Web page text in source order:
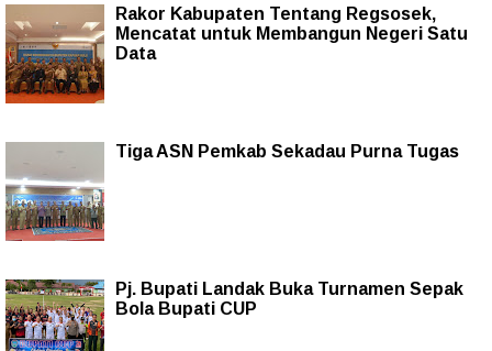
Rakor Kabupaten Tentang Regsosek,
Mencatat untuk Membangun Negeri Satu
Data
Tiga ASN Pemkab Sekadau Purna Tugas
Pj. Bupati Landak Buka Turnamen Sepak
Bola Bupati CUP